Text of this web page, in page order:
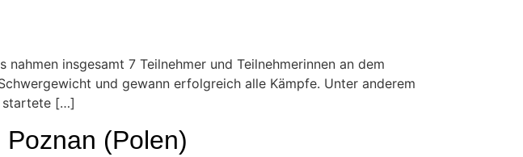
insgesamt 7 Teilnehmer und Teilnehmerinnen an dem
und gewann erfolgreich alle Kämpfe. Unter anderem
startete […]
(Polen)